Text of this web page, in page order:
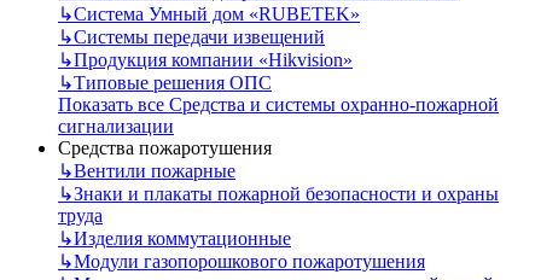
↳Система Умный дом «RUBETEK»
↳Системы передачи извещений
↳Продукция компании «Hikvision»
↳Типовые решения ОПС
Показать все Средства и системы охранно-пожарной
сигнализации
Средства пожаротушения
↳Вентили пожарные
↳Знаки и плакаты пожарной безопасности и охраны
труда
↳Изделия коммутационные
↳Модули газопорошкового пожаротушения